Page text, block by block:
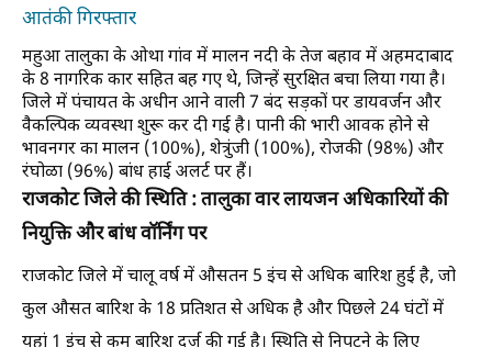
आतंकी गिरफ्तार
महुआ तालुका के ओथा गांव में मालन नदी के तेज बहाव में अहमदाबाद
के 8 नागरिक कार सहित बह गए थे, जिन्हें सुरक्षित बचा लिया गया है।
जिले में पंचायत के अधीन आने वाली 7 बंद सड़कों पर डायवर्जन और
वैकल्पिक व्यवस्था शुरू कर दी गई है। पानी की भारी आवक होने से
भावनगर का मालन (100%), शेत्रुंजी (100%), रोजकी (98%) और
रंघोळा (96%) बांध हाई अलर्ट पर हैं।
राजकोट जिले की स्थिति : तालुका वार लायजन अधिकारियों की
नियुक्ति और बांध वॉर्निंग पर
राजकोट जिले में चालू वर्ष में औसतन 5 इंच से अधिक बारिश हुई है, जो
कुल औसत बारिश के 18 प्रतिशत से अधिक है और पिछले 24 घंटों में